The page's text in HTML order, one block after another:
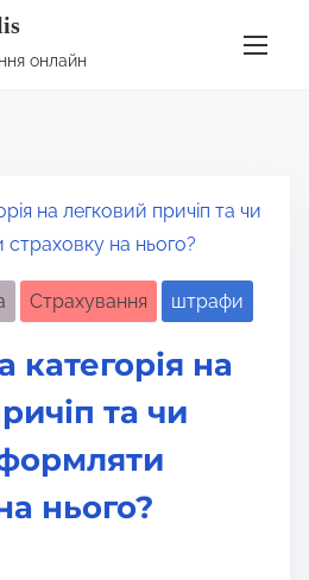
онлайн
автоцивілка
Страхування штрафи
категорія на
та чи
нього?